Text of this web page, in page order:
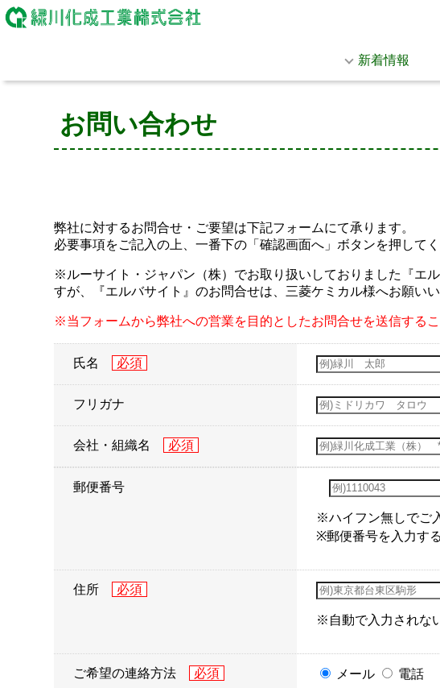
新着情報
お問い合わせ
弊社に対するお問合せ・ご要望は下記フォームにて承ります。
必要事項をご記入の上、一番下の「確認画面へ」ボタンを押してく
※ルーサイト・ジャパン（株）でお取り扱いしておりました『エ
すが、『エルバサイト』のお問合せは、三菱ケミカル様へお願いい
※当フォームから弊社への営業を目的としたお問合せを送信する
氏名
フリガナ
会社・組織名
郵便番号
※ハイフン無しでご
※郵便番号を入力す
住所
※自動で入力されな
ご希望の連絡方法 メール 電話